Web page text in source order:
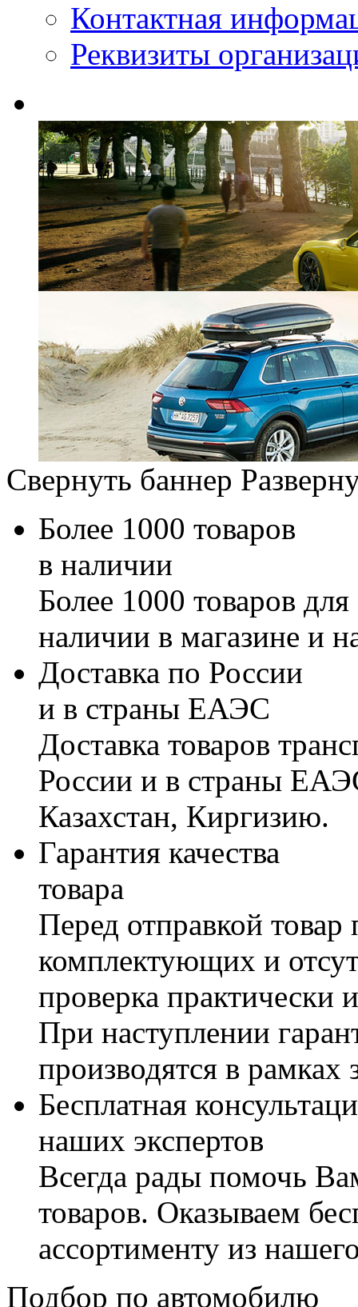
Контактная
Реквизиты
Свернуть баннер
Более 1000 товаров
в наличии
Более 1000 товаров
наличии в магазине и
Доставка по России
и в страны ЕАЭС
Доставка товаров
России и в страны
Казахстан, Киргизию.
Гарантия качества
товара
Перед отправкой товар
комплектующих и
проверка практически
При наступлении
производятся в рамках
Бесплатная
наших экспертов
Всегда рады помочь
товаров. Оказываем
ассортименту из
Подбор по автомобилю